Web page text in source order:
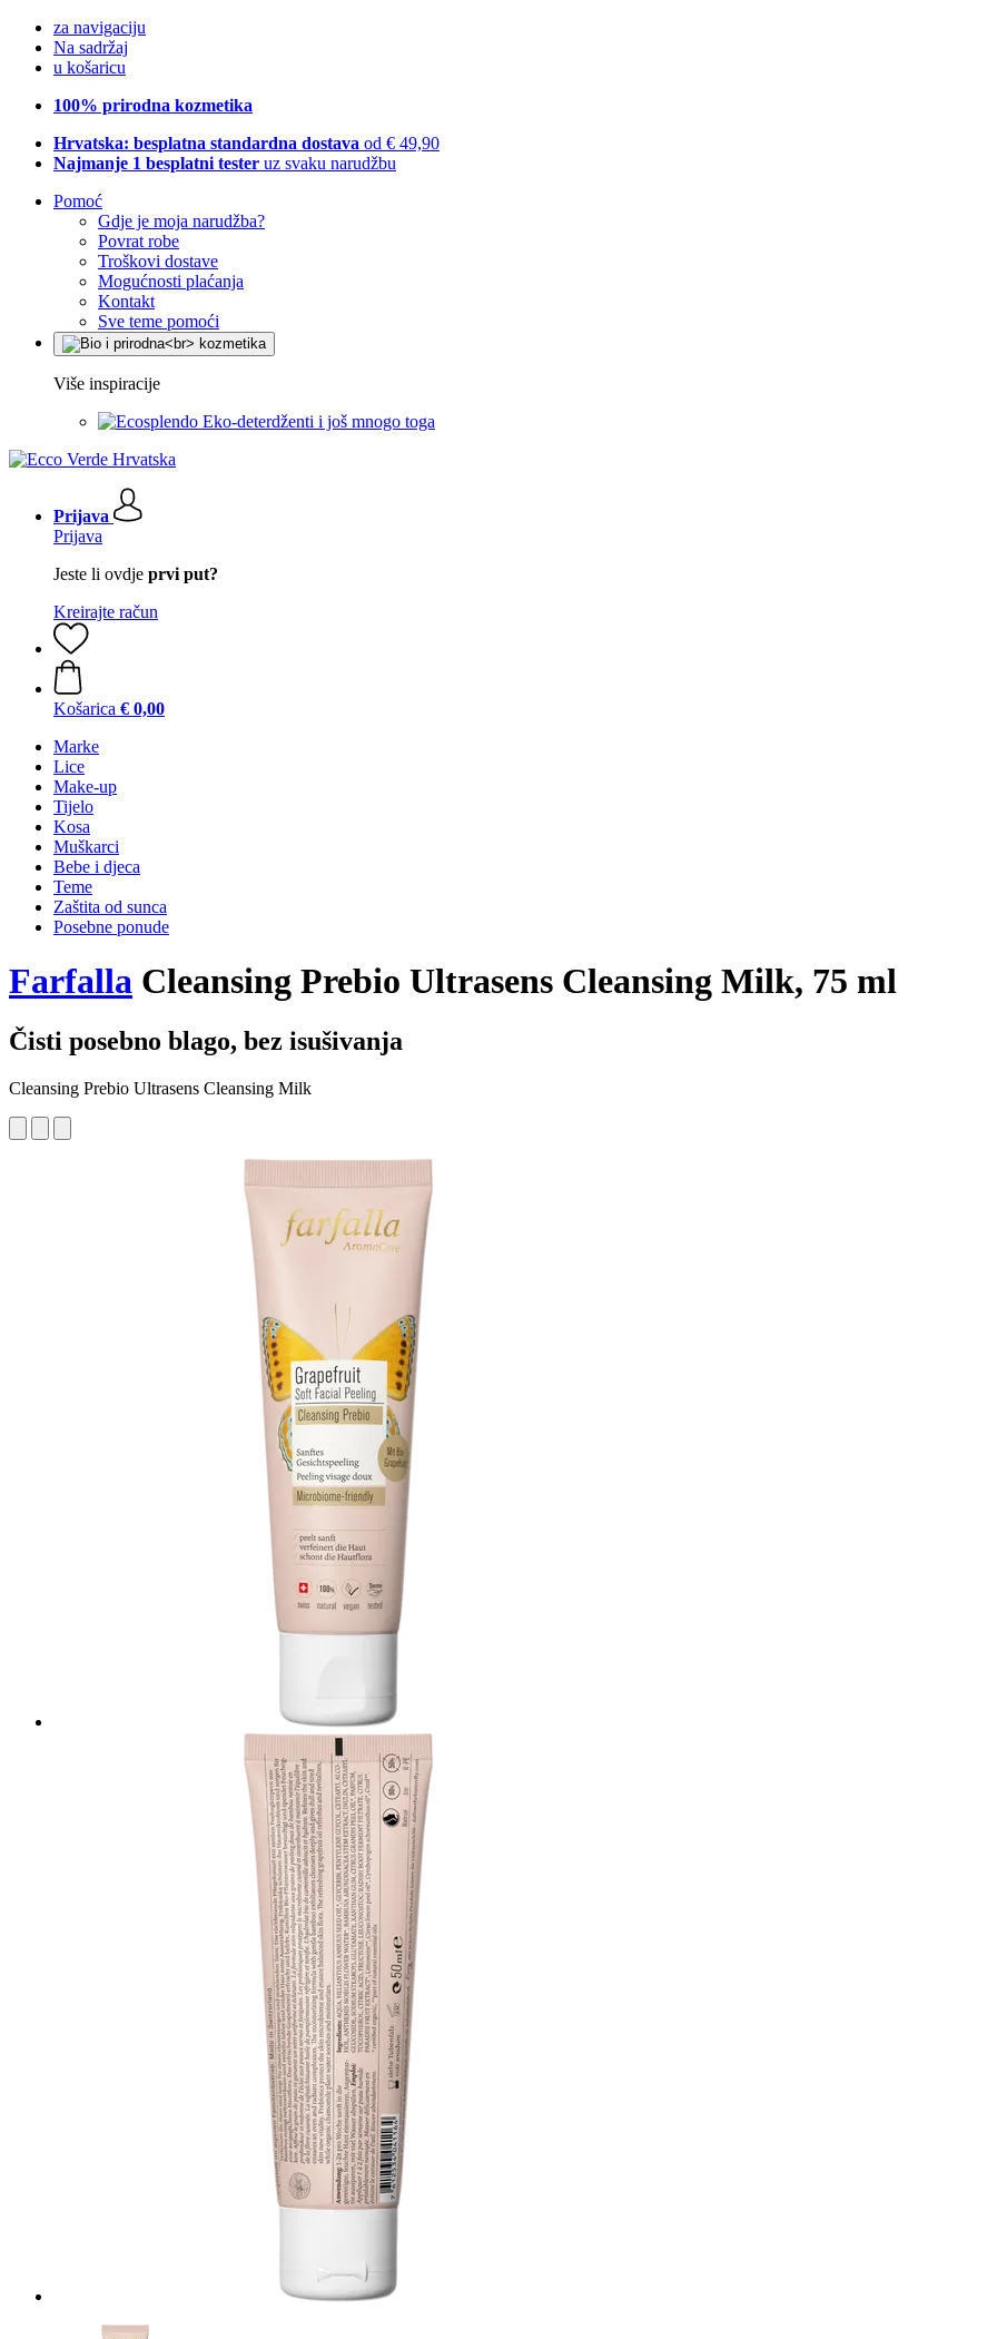
za navigaciju
Na sadržaj
u košaricu
100% prirodna kozmetika
Hrvatska: besplatna standardna dostava od € 49,90
Najmanje 1 besplatni tester uz svaku narudžbu
Pomoć
Gdje je moja narudžba?
Povrat robe
Troškovi dostave
Mogućnosti plaćanja
Kontakt
Sve teme pomoći
Više inspiracije
Eko-deterdženti i još mnogo toga
Prijava
Prijava
Jeste li ovdje prvi put?
Kreirajte račun
Košarica € 0,00
Marke
Lice
Make-up
Tijelo
Kosa
Muškarci
Bebe i djeca
Teme
Zaštita od sunca
Posebne ponude
Farfalla Cleansing Prebio Ultrasens Cleansing Milk, 75 ml
Čisti posebno blago, bez isušivanja
Cleansing Prebio Ultrasens Cleansing Milk